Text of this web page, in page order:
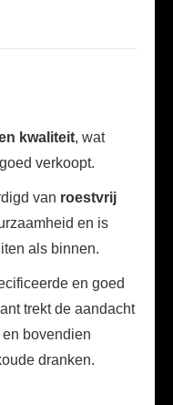
kwaliteit, wat
verkoopt.
van roestvrij
en is
als binnen.
en goed
trekt de aandacht
bovendien
dranken.